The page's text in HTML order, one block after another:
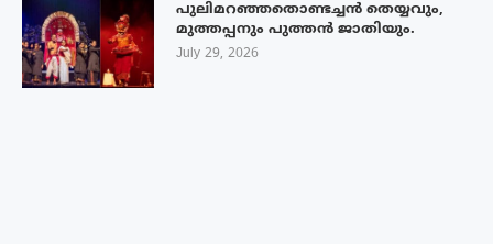
പുലിമറഞ്ഞതൊണ്ടച്ചൻ തെയ്യവും,
മുത്തപ്പനും പുത്തൻ ജാതിയും.
July 29, 2026